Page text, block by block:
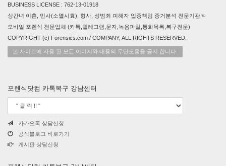
BUSINESS LICENSE : 762-13-01918
상간녀 이혼, 민사(소멸시효), 형사, 성범죄 피해자 입증책임 증거분석 전문기관☜
모바일 포렌식 전문업체 (카톡,텔레그램,문자,녹음파일,통화목록,복구전문)
COPYRIGHT (c) Forensics.com / COMPANY, ALL RIGHTS RESERVED.
본 사이트에 사용 된 모든 이미지와 내용의 무단도용을 금지 합니다.
포렌식닷컴 카톡복구 강남센터
카카오톡 상담신청
공식블로그 바로가기
게시판 상담신청